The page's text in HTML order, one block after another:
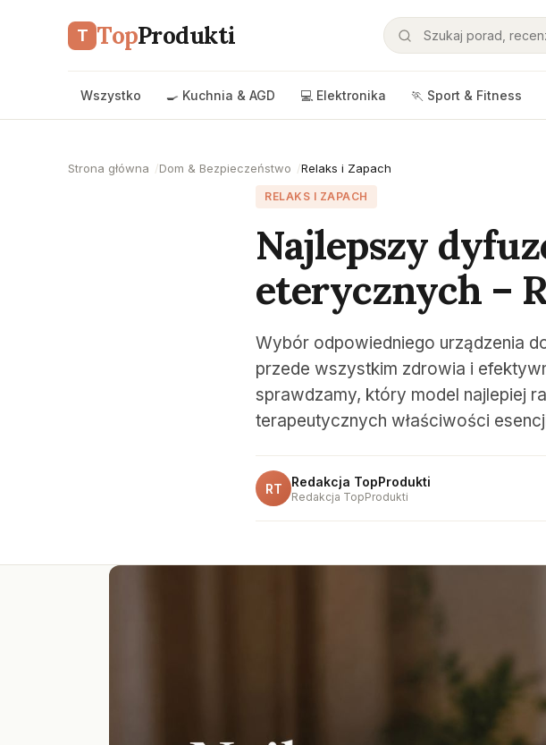
T TopProdukti
Wszystko 🍳 Kuchnia & AGD 💻 Elektronika 🏃 Sport & Fitness
Strona główna Dom & Bezpieczeństwo Relaks i Zapach
RELAKS I ZAPACH
Najlepszy
eterycznych –
Wybór odpowiedniego urządzenia
przede wszystkim zdrowia i
sprawdzamy, który model najlepiej
terapeutycznych właściwości
RT Redakcja TopProdukti
Redakcja TopProdukti